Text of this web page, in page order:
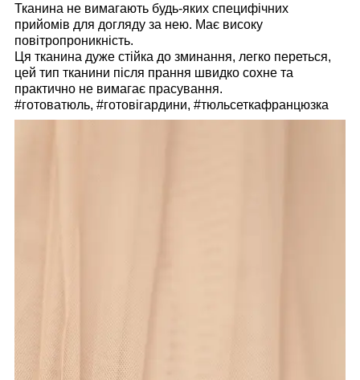
Тканина не вимагають будь-яких специфічних
прийомів для догляду за нею. Має високу
повітропроникність.
Ця тканина дуже стійка до зминання, легко переться,
цей тип тканини після прання швидко сохне та
практично не вимагає прасування.
#готоватюль, #готовігардини, #тюльсеткафранцюзка